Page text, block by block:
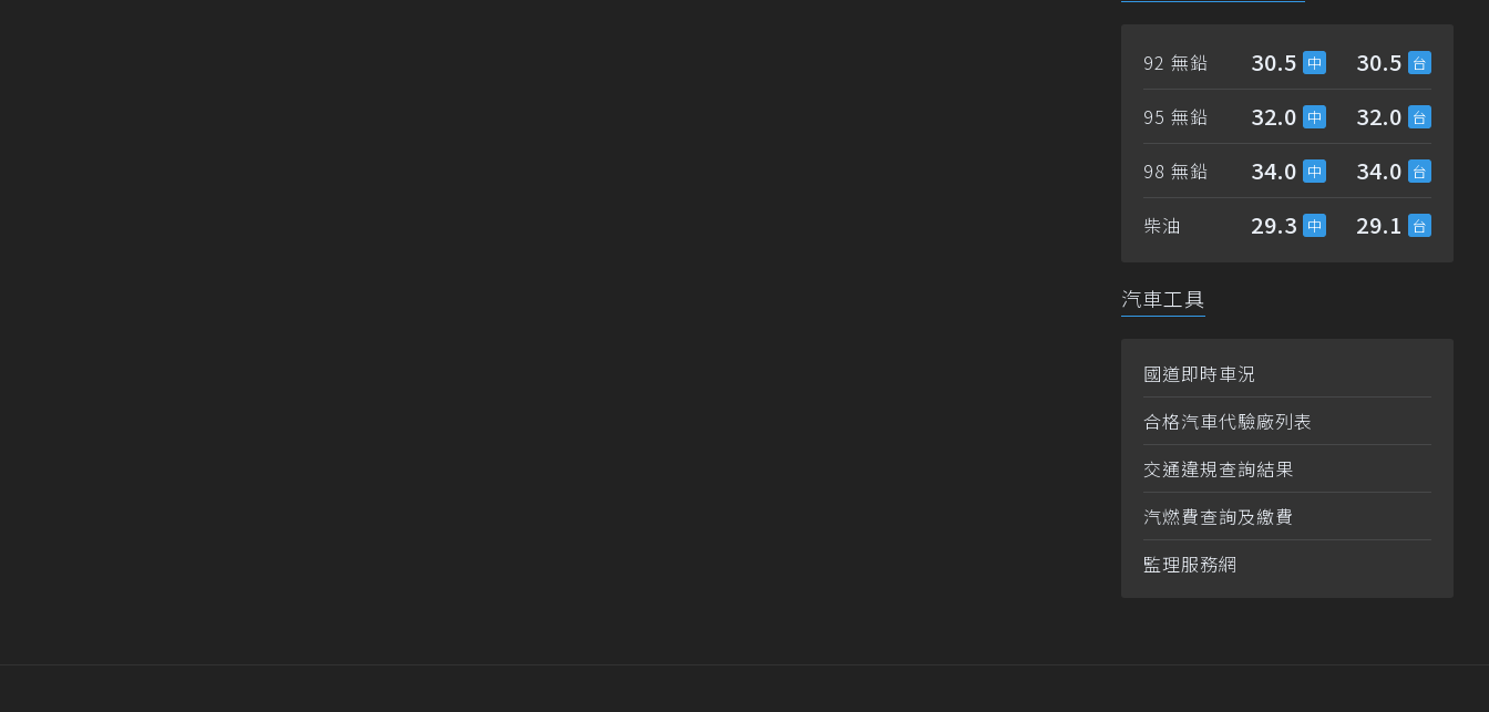
92 無鉛 30.5 30.5
95 無鉛 32.0 32.0
98 無鉛 34.0 34.0
柴油 29.3 29.1
汽車工具
國道即時車況
合格汽車代驗廠列表
交通違規查詢結果
汽燃費查詢及繳費
監理服務網